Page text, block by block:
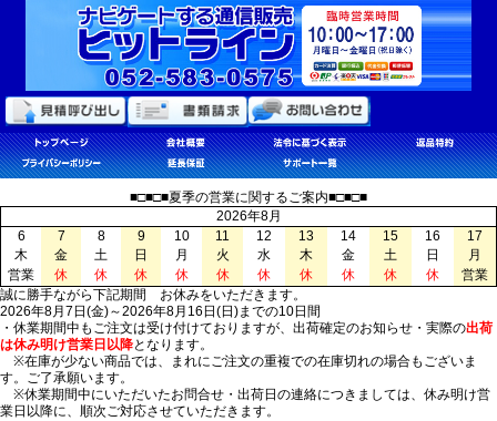
■□■□■夏季の営業に関するご案内■□■□■
2026年8月
6
7 8 9 10 11 12 13 14 15 16
17
木
金 土 日 月 火 水 木 金 土 日
月
営業
休 休 休 休 休 休 休 休 休 休
営業
誠に勝手ながら下記期間 お休みをいただきます。
2026年8月7日(金)～2026年8月16日(日)までの10日間
・休業期間中もご注文は受け付けておりますが、出荷確定のお知らせ・実際の出荷
は休み明け営業日以降となります。
※在庫が少ない商品では、まれにご注文の重複での在庫切れの場合もございま
す。ご了承願います。
※休業期間中にいただいたお問合せ・出荷日の連絡につきましては、休み明け営
業日以降に、順次ご対応させていただきます。